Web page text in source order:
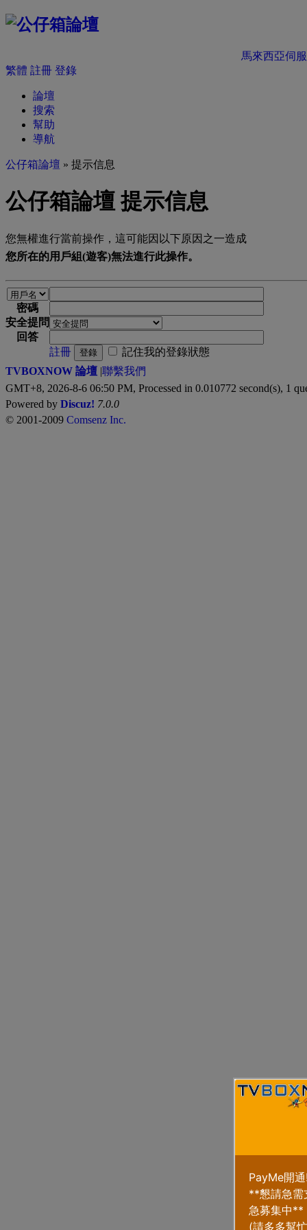
馬來西亞伺
繁體 註冊 登錄
論壇
搜索
幫助
導航
公仔箱論壇 » 提示信息
公仔箱論壇 提示信息
您無權進行當前操作，這可能因以下原因之一造成
您所在的用戶組(遊客)無法進行此操作。
密碼
安全提問
回答
註冊
登錄
記住我的登錄狀態
TVBOXNOW 論壇 |聯繫我們
GMT+8, 2026-8-6 06:50 PM, Processed in 0.010772 second(s), 1
Powered by Discuz! 7.0.0
© 2001-2009 Comsenz Inc.